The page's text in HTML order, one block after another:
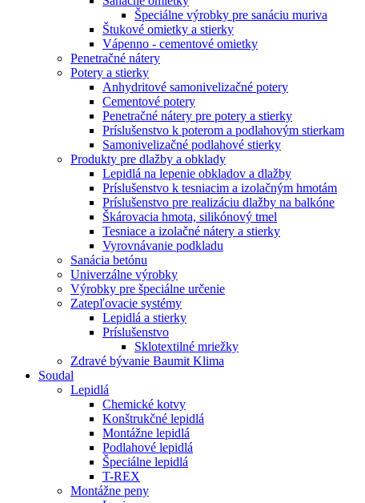
Špeciálne výrobky pre sanáciu muriva
Štukové omietky a stierky
Vápenno - cementové omietky
Penetračné nátery
Potery a stierky
Anhydritové samonivelizačné potery
Cementové potery
Penetračné nátery pre potery a stierky
Príslušenstvo k poterom a podlahovým stierkam
Samonivelizačné podlahové stierky
Produkty pre dlažby a obklady
Lepidlá na lepenie obkladov a dlažby
Príslušenstvo k tesniacim a izolačným hmotám
Príslušenstvo pre realizáciu dlažby na balkóne
Škárovacia hmota, silikónový tmel
Tesniace a izolačné nátery a stierky
Vyrovnávanie podkladu
Sanácia betónu
Univerzálne výrobky
Výrobky pre špeciálne určenie
Zatepľovacie systémy
Lepidlá a stierky
Príslušenstvo
Sklotextilné mriežky
Zdravé bývanie Baumit Klima
Soudal
Lepidlá
Chemické kotvy
Konštrukčné lepidlá
Montážne lepidlá
Podlahové lepidlá
Špeciálne lepidlá
T-REX
Montážne peny